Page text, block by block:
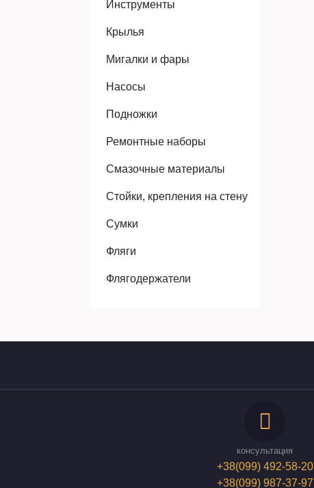
Инструменты
Крылья
Мигалки и фары
Насосы
Подножки
Ремонтные наборы
Смазочные материалы
Стойки, крепления на стену
Сумки
Фляги
Флягодержатели
консультация
+38(099) 492-58-20
+38(099) 987-37-97